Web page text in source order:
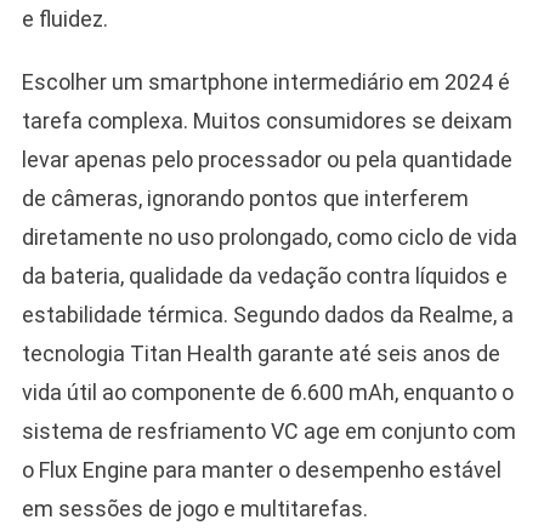
e fluidez.
Escolher um smartphone intermediário em 2024 é
tarefa complexa. Muitos consumidores se deixam
levar apenas pelo processador ou pela quantidade
de câmeras, ignorando pontos que interferem
diretamente no uso prolongado, como ciclo de vida
da bateria, qualidade da vedação contra líquidos e
estabilidade térmica. Segundo dados da Realme, a
tecnologia Titan Health garante até seis anos de
vida útil ao componente de 6.600 mAh, enquanto o
sistema de resfriamento VC age em conjunto com
o Flux Engine para manter o desempenho estável
em sessões de jogo e multitarefas.